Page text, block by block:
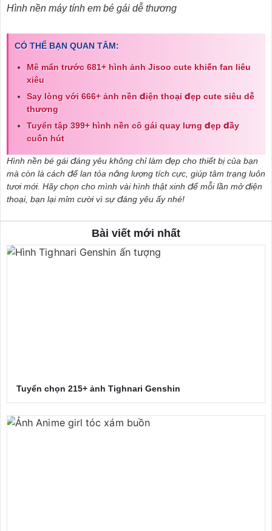
Hình nền máy tính em bé gái dễ thương
CÓ THỂ BẠN QUAN TÂM:
Mê mẩn trước 681+ hình ảnh Jisoo cute khiến fan liêu
xiêu
Say lòng với 666+ ảnh nền điện thoại đẹp cute siêu dễ
thương
Tuyển tập 399+ hình nền cô gái quay lưng đẹp đầy
cuốn hút
Hình nền bé gái đáng yêu không chỉ làm đẹp cho thiết bị của bạn
mà còn là cách để lan tỏa năng lượng tích cực, giúp tâm trạng luôn
tươi mới. Hãy chọn cho mình vài hình thật xinh để mỗi lần mở điện
thoại, bạn lại mỉm cười vì sự đáng yêu ấy nhé!
Bài viết mới nhất
Tuyển chọn 215+ ảnh Tighnari Genshin